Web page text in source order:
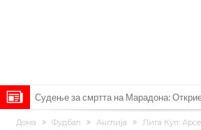
Судење за смртта на Марадона:
Англиски репрезентативец обвинет за
Дома Фудбал Англија
Лига Куп: